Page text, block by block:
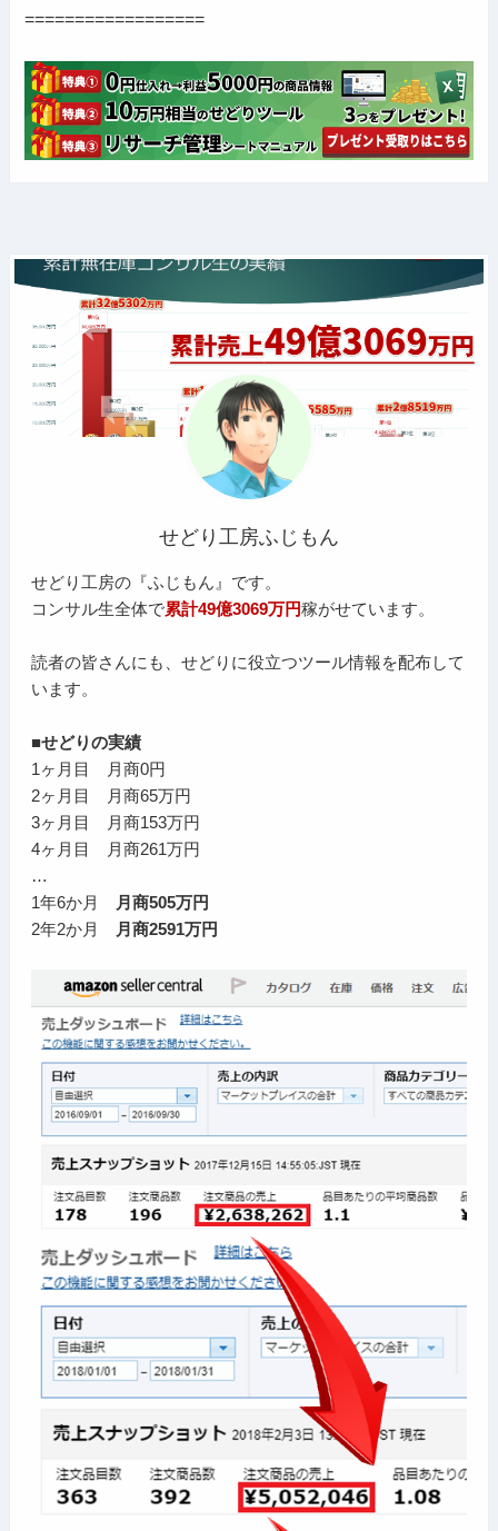
==================
せどり工房ふじもん
せどり工房の『ふじもん』です。
コンサル生全体で累計49億3069万円稼がせています。
読者の皆さんにも、せどりに役立つツール情報を配布して
います。
■せどりの実績
1ヶ月目 月商0円
2ヶ月目 月商65万円
3ヶ月目 月商153万円
4ヶ月目 月商261万円
…
1年6か月
月商505万円
2年2か月
月商2591万円